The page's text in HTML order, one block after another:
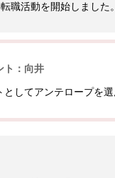
職活動を開始しました。
ト：向井
してアンテロープを